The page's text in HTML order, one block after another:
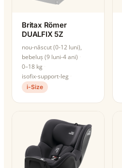
Britax Römer
DUALFIX 5Z
nou-născut (0-12 luni),
bebeluș (9 luni-4 ani)
0–18 kg
isofix-support-leg
i-Size